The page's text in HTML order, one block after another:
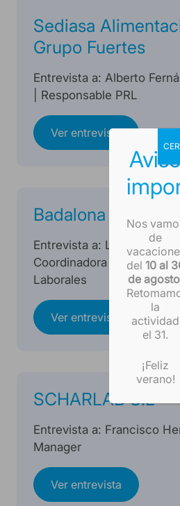
Sediasa
Grupo Fuertes
Entrevista a: Alberto
| Responsable PRL
Ver entrevista
Badalona Serveis
Entrevista a: Lola
Coordinadora de
Laborales
Ver entrevista
SCHARLAB S.L
Entrevista a: Francisco
Manager
Ver entrevista
Nos
de
del 10 al
de agosto
la
actividad
el 31.
¡Feliz
verano!